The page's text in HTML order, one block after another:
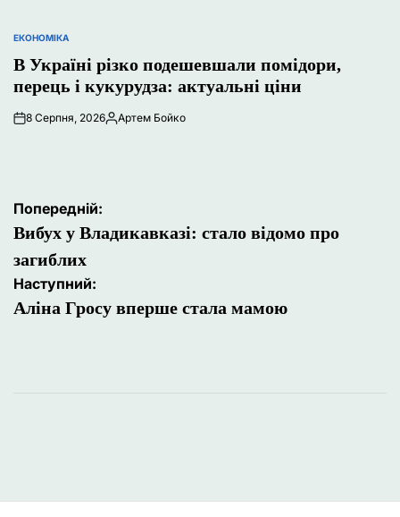
ОПУБЛІКУВАТИ
ЕКОНОМІКА
В Україні різко подешевшали помідори,
перець і кукурудза: актуальні ціни
8 Серпня, 2026Опубліковано
Артем Бойко
Навігація
записів
Попередній:
Вибух у Владикавказі: стало відомо про
загиблих
Наступний:
Аліна Гросу вперше стала мамою